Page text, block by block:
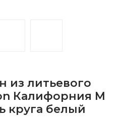
из литьевого
Калифорния М
круга белый